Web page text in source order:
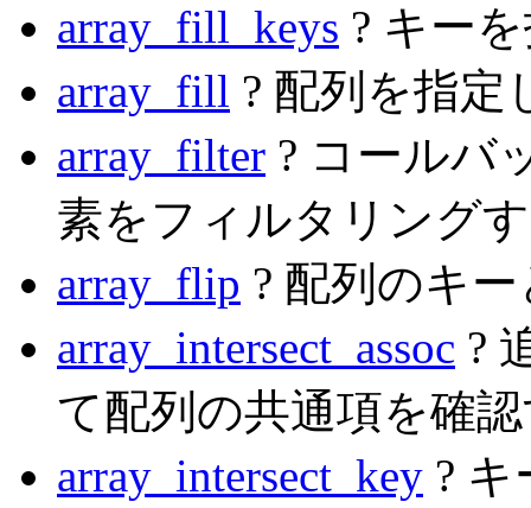
array_fill_keys ? キー
array_fill ? 配列を指定
array_filter ? コールバ
素をフィルタリング
array_flip ? 配列のキ
array_intersect_assoc ?
て配列の共通項を確
array_intersect_key ?